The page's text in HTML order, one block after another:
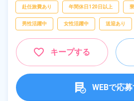
赴任旅費あり 年間休日120日以上
男性活躍中 女性活躍中 送迎あり
キープする
WEBで応